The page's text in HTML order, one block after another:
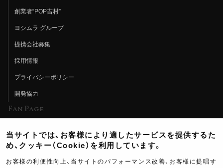
創業者“POP吉村”
ヨシムラ グループ
提携会社募集
採用情報
プライバシーポリシー
開発協力
Fan Page
ヨシムラTV
イベント情報
当サイトでは、お客様により適したサービスを提供するた
め、クッキー（Cookie）を利用しています。
お客様の利便性向上、当サイトのパフォーマンス改善、お客様に提唱す